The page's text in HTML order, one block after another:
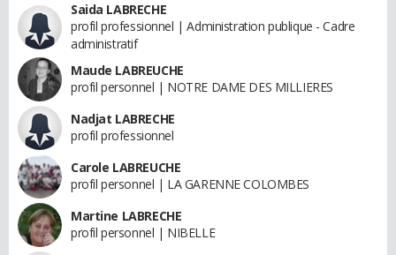
Saida LABRECHE
profil professionnel | Administration publique - Cadre
administratif
Maude LABREUCHE
profil personnel | NOTRE DAME DES MILLIERES
Nadjat LABRECHE
profil professionnel
Carole LABREUCHE
profil personnel | LA GARENNE COLOMBES
Martine LABRECHE
profil personnel | NIBELLE